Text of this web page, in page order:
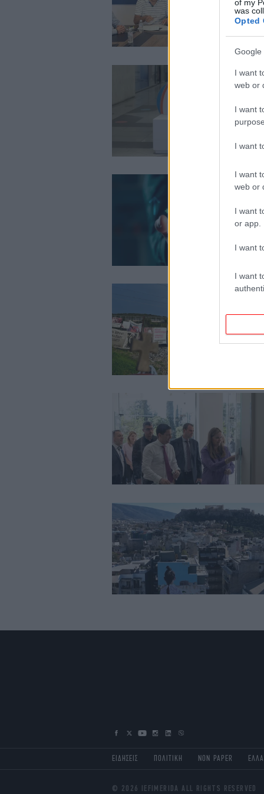
of my
was
Opted
Google
I want
web or
I want
I want
I want
web or
I want
or app.
I want
I want
ΕΙΔΗΣΕΙΣ ΠΟΛΙΤΙΚΗ NON PAPER
© 2026 IEFIMERIDA ALL RIGHTS RESERVED